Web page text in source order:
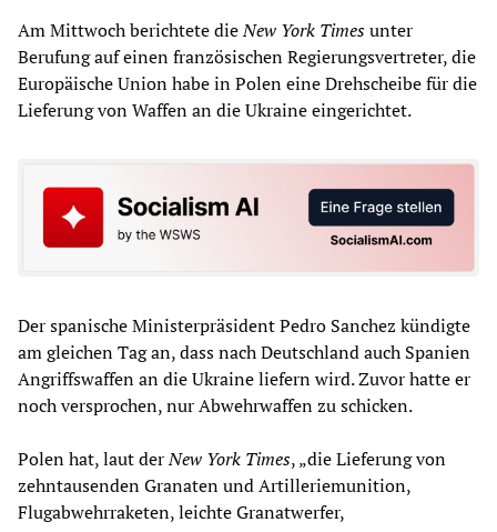
Am Mittwoch berichtete dieNew York Timesunter
Berufung auf einen französischen Regierungsvertreter, die
Europäische Union habe in Polen eine Drehscheibe für die
Lieferung von Waffen an die Ukraine eingerichtet.
Der spanische Ministerpräsident Pedro Sanchez kündigte
am gleichen Tag an, dass nach Deutschland auch Spanien
Angriffswaffen an die Ukraine liefern wird. Zuvor hatte er
noch versprochen, nur Abwehrwaffen zu schicken.
Polen hat, laut derNew York Times, „die Lieferung von
zehntausenden Granaten und Artilleriemunition,
Flugabwehrraketen, leichte Granatwerfer,